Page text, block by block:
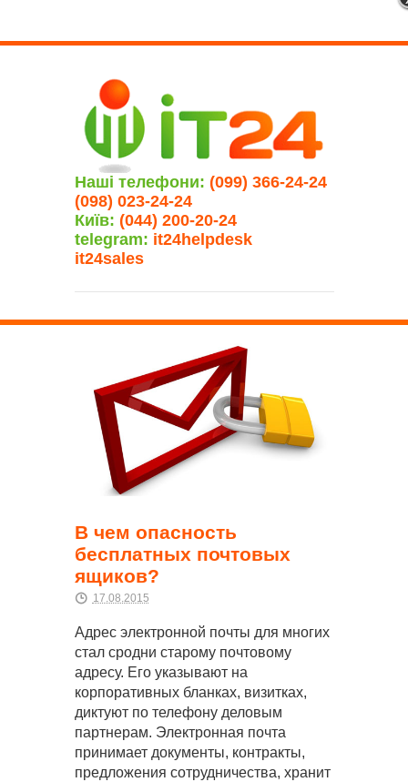
Наші телефони: (099) 366-24-24
(098) 023-24-24
Київ: (044) 200-20-24
telegram: it24helpdesk
it24sales
В чем опасность
бесплатных почтовых
ящиков?
17.08.2015
Адрес электронной почты для многих
стал сродни старому почтовому
адресу. Его указывают на
корпоративных бланках, визитках,
диктуют по телефону деловым
партнерам. Электронная почта
принимает документы, контракты,
предложения сотрудничества, хранит